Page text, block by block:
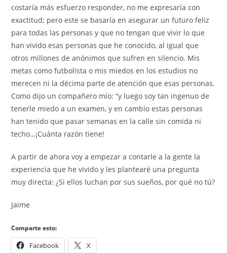
costaría más esfuerzo responder, no me expresaría con
exactitud; pero este se basaría en asegurar un futuro feliz
para todas las personas y que no tengan que vivir lo que
han vivido esas personas que he conocido, al igual que
otros millones de anónimos que sufren en silencio. Mis
metas como futbolista o mis miedos en los estudios no
merecen ni la décima parte de atención que esas personas.
Como dijo un compañero mío: “y luego soy tan ingenuo de
tenerle miedo a un examen, y en cambio estas personas
han tenido que pasar semanas en la calle sin comida ni
techo…¡Cuánta razón tiene!
A partir de ahora voy a empezar a contarle a la gente la
experiencia que he vivido y les plantearé una pregunta
muy directa: ¿Si ellos luchan por sus sueños, por qué no tú?
Jaime
Comparte esto:
Facebook X